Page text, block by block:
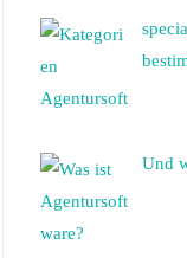
Und